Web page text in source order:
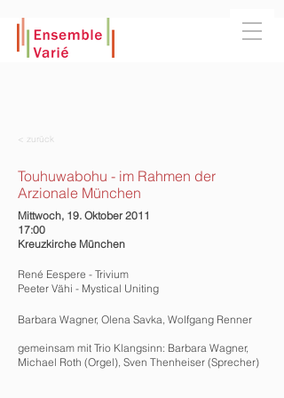
< zurück
Touhuwabohu - im Rahmen der
Arzionale München
Mittwoch, 19. Oktober 2011
17:00
Kreuzkirche München
René Eespere - Trivium
Peeter Vähi - Mystical Uniting
Barbara Wagner, Olena Savka, Wolfgang Renner
gemeinsam mit Trio Klangsinn: Barbara Wagner,
Michael Roth (Orgel), Sven Thenheiser (Sprecher)